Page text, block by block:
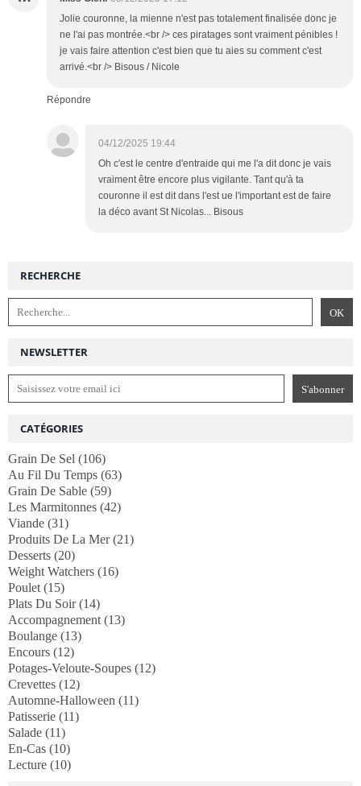
Jolie couronne, la mienne n'est pas totalement finalisée donc je
ne l'ai pas montrée.<br /> ces piratages sont vraiment pénibles !
je vais faire attention c'est bien que tu aies su comment c'est
arrivé.<br /> Bisous / Nicole
Répondre
04/12/2025 19:44
Oh c'est le centre d'entraide qui me l'a dit donc je vais
vraiment être encore plus vigilante. Tant qu'à ta
couronne il est dit dans l'est ue l'important est de faire
la déco avant St Nicolas... Bisous
NEWSLETTER
RECHERCHE
CATÉGORIES
Grain De Sel (106)
Au Fil Du Temps (63)
Grain De Sable (59)
Les Marmitonnes (42)
Viande (31)
Produits De La Mer(21)
Desserts (20)
Weight Watchers (16)
Poulet (15)
Plats Du Soir(14)
Accompagnement (13)
Boulange (13)
Encours (12)
Potages-Veloute-Soupes (12)
Crevettes (12)
Automne-Halloween (11)
Patisserie (11)
Salade (11)
En-Cas (10)
Lecture (10)